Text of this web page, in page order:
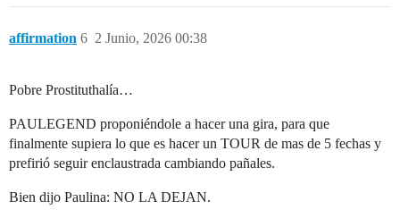
affirmation 2 Junio, 2026 00:38
6
Pobre Prostituthalía…
PAULEGEND proponiéndole a hacer una gira, para que
finalmente supiera lo que es hacer un TOUR de mas de 5 fechas y
prefirió seguir enclaustrada cambiando pañales.
Bien dijo Paulina: NO LA DEJAN.